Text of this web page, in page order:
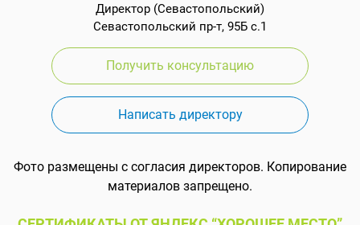
Директор (Севастопольский)
Севастопольский пр-т, 95Б с.1
Получить консультацию
Написать директору
Фото размещены с согласия директоров. Копирование
материалов запрещено.